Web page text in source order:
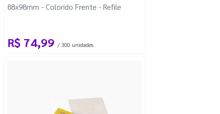
88x98mm - Colorido Frente - Refile
R$ 74,99 / 300 unidades